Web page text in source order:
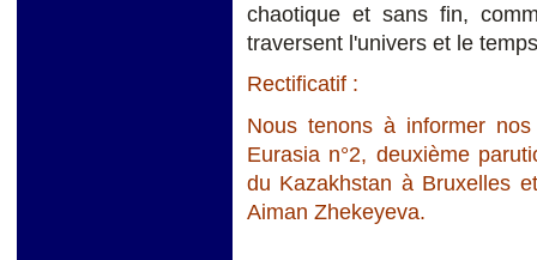
chaotique et sans fin,
traversent l'univers et le
Rectificatif :
Nous tenons à informer
Eurasia n°2, deuxième
du Kazakhstan à Bruxelles
Aiman Zhekeyeva.